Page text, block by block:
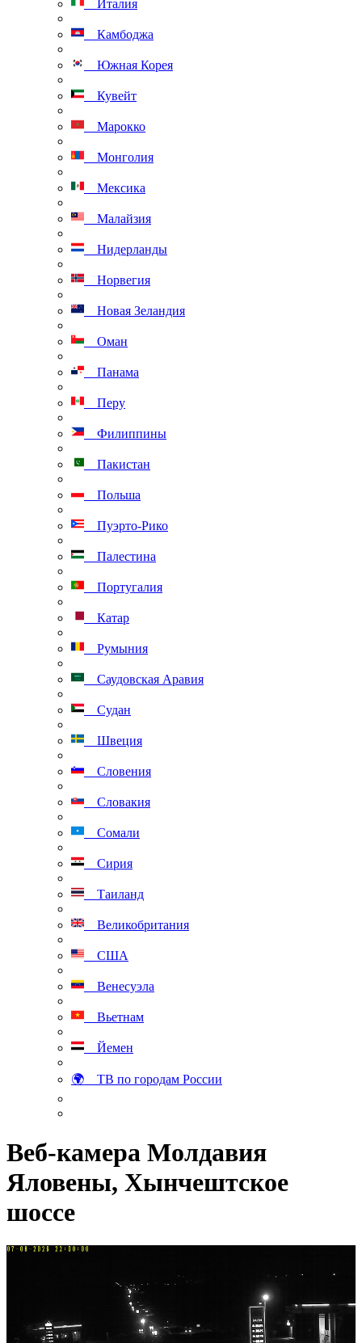
Италия
Камбоджа
Южная Корея
Кувейт
Марокко
Монголия
Мексика
Малайзия
Нидерланды
Норвегия
Новая Зеландия
Оман
Панама
Перу
Филиппины
Пакистан
Польша
Пуэрто-Рико
Палестина
Португалия
Катар
Румыния
Саудовская Аравия
Судан
Швеция
Словения
Словакия
Сомали
Сирия
Таиланд
Великобритания
США
Венесуэла
Вьетнам
Йемен
🌍 ТВ по городам России
Веб-камера Молдавия
Яловены, Хынчештское
шоссе